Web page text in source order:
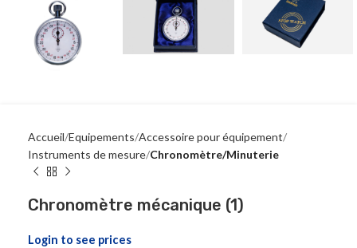
Accueil Equipements Accessoire pour équipement
Instruments de mesure Chronomètre/Minuterie
Chronomètre mécanique (1)
Login to see prices